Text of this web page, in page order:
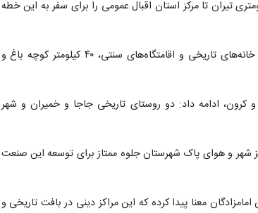
در گفت‌وگو با ایسنا، اظهار کرد: فاصله ۴۵ کیلومتری تیران تا مرکز استان اقبال عمومی را برای سفر به این خطه
وی افزود: وجود کراب مسجد، حمام تاریخی، آسیاب قدیمی، خانه‌های تاریخی و اقامتگاه‌های سنتی، ۴۰ کیلومتر کوچه باغ و
کرون، ادامه داد: دو روستای تاریخی جاجا و خمیران و شهر
و هوای پاک شهرستان جلوه ممتاز برای توسعه این صنعت
معنا پیدا کرده که این مراکز دینی در بافت تاریخی و